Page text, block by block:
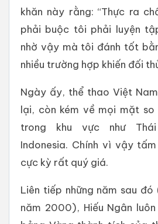
khăn này rằng: “Thực ra
phải buộc tôi phải luyện
nhờ vậy mà tôi đánh tốt
nhiều trường hợp khiến đối
Ngày ấy, thể thao Việt
lại, còn kém về mọi mặt
trong khu vực như Thái
Indonesia. Chính vì vậy tấm
cực kỳ rất quý giá.
Liên tiếp những năm sau đó
năm 2000), Hiếu Ngân